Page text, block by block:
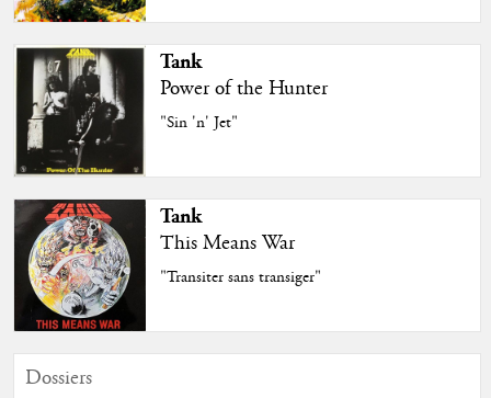
Tank
Power of the Hunter
"Sin 'n' Jet"
Tank
This Means War
"Transiter sans transiger"
Dossiers